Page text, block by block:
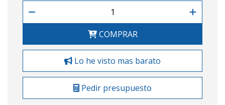
COMPRAR
Lo he visto mas barato
Pedir presupuesto